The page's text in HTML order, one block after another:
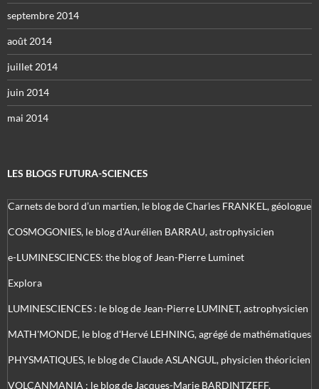
septembre 2014
août 2014
juillet 2014
juin 2014
mai 2014
LES BLOGS FUTURA-SCIENCES
Carnets de bord d’un martien, le blog de Charles FRANKEL, géologue
COSMOGONIES, le blog d'Aurélien BARRAU, astrophysicien
e-LUMINESCIENCES: the blog of Jean-Pierre Luminet
Explora
LUMINESCIENCES : le blog de Jean-Pierre LUMINET, astrophysicien
MATH'MONDE, le blog d'Hervé LEHNING, agrégé de mathématiques
PHYSMATIQUES, le blog de Claude ASLANGUL, physicien théoricien
VOLCANMANIA : le blog de Jacques-Marie BARDINTZEFF,